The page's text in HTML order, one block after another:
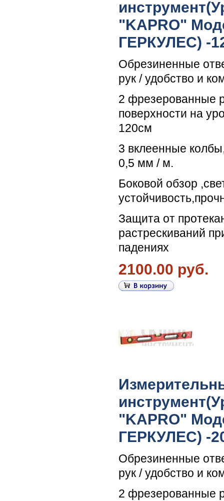
"KAPRO"
ГЕРКУЛЕС) -
Обрезиненные
рук / удобство и
2 фрезерованные
поверхности на
120см
3 вклеенные
0,5 мм / м.
Боковой обзор
Защита от
растрескиваний
падениях
2100.00 руб.
"KAPRO"
ГЕРКУЛЕС) -
Обрезиненные
рук / удобство и
2 фрезерованные